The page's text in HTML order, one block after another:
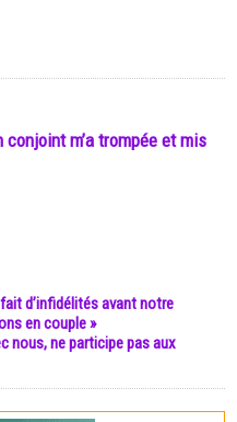
conjoint m’a trompée et mis
d’infidélités avant notre
en couple »
nous, ne participe pas aux